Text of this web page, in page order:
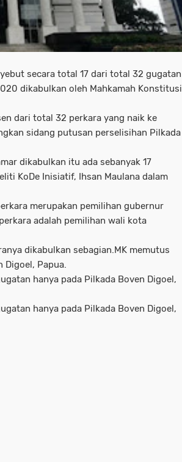
secara total 17 dari total 32 gugatan
dikabulkan oleh Mahkamah Konstitusi
dari total 32 perkara yang naik ke
sidang putusan perselisihan Pilkada
dikabulkan itu ada sebanyak 17
KoDe Inisiatif, Ihsan Maulana dalam
merupakan pemilihan gubernur
adalah pemilihan wali kota
dikabulkan sebagian.MK memutus
Digoel, Papua.
hanya pada Pilkada Boven Digoel,
hanya pada Pilkada Boven Digoel,